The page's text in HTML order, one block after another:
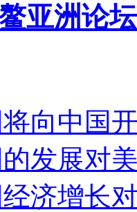
亚洲论
向中国
发展对
济增长